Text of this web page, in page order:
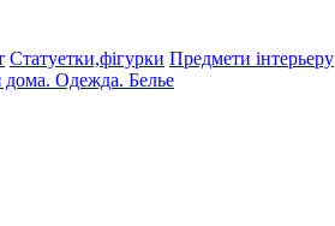
Статуетки,фігурки Предмети інтерьеру
дома. Одежда. Белье